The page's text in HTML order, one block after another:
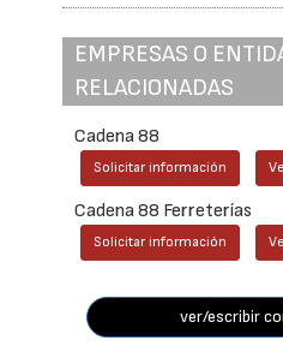
EMPRESAS O
RELACIONADAS
Cadena 88
Solicitar información
Cadena 88 Ferreterías
Solicitar información
ver/escribir